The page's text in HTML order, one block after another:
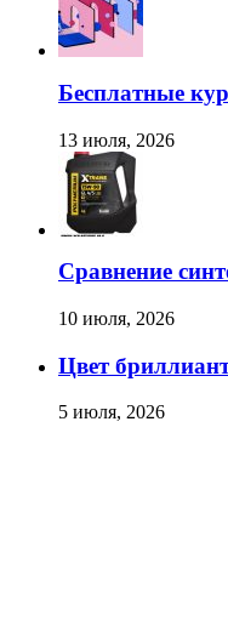
Бесплатные
13 июля, 2026
Сравнение
10 июля, 2026
Цвет
5 июля, 2026